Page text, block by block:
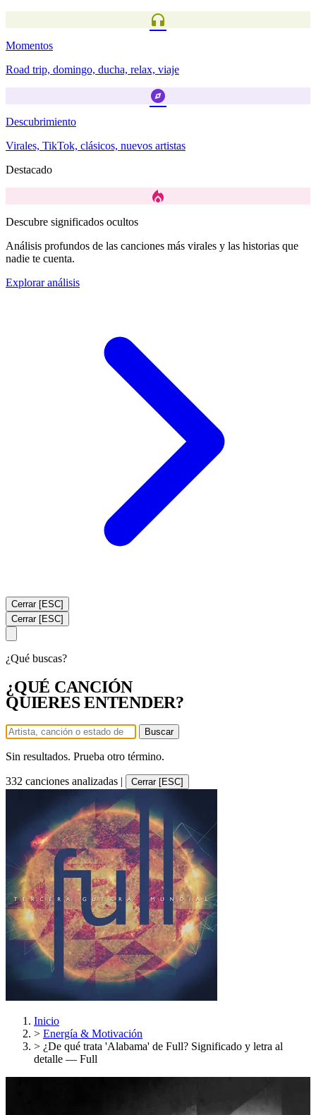
headphones
Momentos
Road trip, domingo, ducha, relax, viaje
explore
Descubrimiento
Virales, TikTok, clásicos, nuevos artistas
Destacado
local_fire_department
Descubre significados ocultos
Análisis profundos de las canciones más virales y las historias que
nadie te cuenta.
Explorar análisis
Cerrar [ESC]
Cerrar [ESC]
¿Qué buscas?
¿QUÉ CANCIÓN
QUIERES ENTENDER?
Buscar
Sin resultados. Prueba otro término.
332 canciones analizadas | Cerrar [ESC]
Inicio
> Energía & Motivación
> ¿De qué trata 'Alabama' de Full? Significado y letra al
detalle — Full